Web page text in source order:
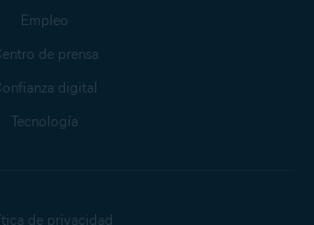
Empleo
de prensa
digital
Tecnología
de privacidad